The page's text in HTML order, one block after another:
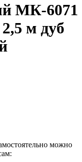
МК-6071
м дуб
можно